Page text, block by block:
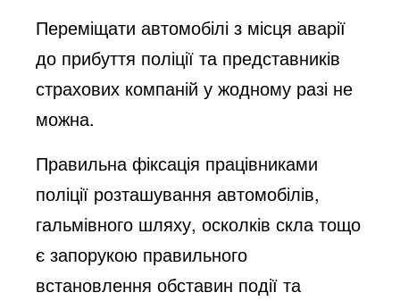
Переміщати автомобілі з місця аварії
до прибуття поліції та представників
страхових компаній у жодному разі не
можна.
Правильна фіксація працівниками
поліції розташування автомобілів,
гальмівного шляху, осколків скла тощо
є запорукою правильного
встановлення обставин події та